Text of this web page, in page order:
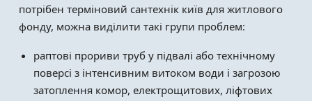
потрібен терміновий сантехнік київ для житлового
фонду, можна виділити такі групи проблем:
раптові прориви труб у підвалі або технічному
поверсі з інтенсивним витоком води і загрозою
затоплення комор, електрощитових, ліфтових